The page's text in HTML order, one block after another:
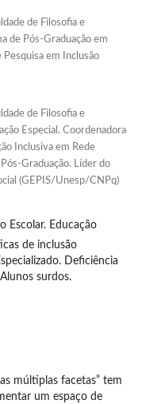
de Filosofia e
de Pós-Graduação em
em Inclusão
de Filosofia e
Especial. Coordenadora
Inclusiva em Rede
Graduação. Líder do
(GEPIS/Unesp/CNPq)
Escolar. Educação
de inclusão
Deficiência
surdos.
múltiplas facetas” tem
um espaço de